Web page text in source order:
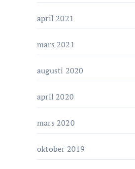
april 2021
mars 2021
augusti 2020
april 2020
mars 2020
oktober 2019